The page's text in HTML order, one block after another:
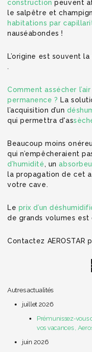
construction peuvent
le salpêtre et
habitations par
nauséabondes !
L’origine est souvent
.
Comment assécher
permanence ? La
l’acquisition d’un
qui permettra d'as
Beaucoup moins
qui n’empêcheraient
d’humidité, un
la propagation de cet
votre cave.
Le prix d’un
de grands volumes est
Contactez AEROSTAR
Autres actualités
juillet 2026
Prémunissez-vous
vos vacances ,
juin 2026